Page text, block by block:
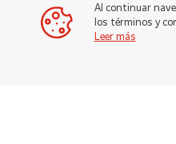
Al continuar
los términos y
Leer más